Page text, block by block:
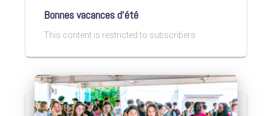
Bonnes vacances d’été
This content is restricted to subscribers